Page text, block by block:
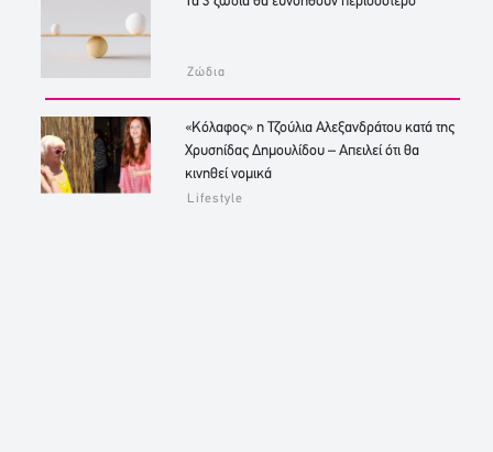
Ζώδια
«Κόλαφος» η Τζούλια Αλεξανδράτου κατά της
Χρυσηίδας Δημουλίδου – Απειλεί ότι θα
κινηθεί νομικά
Lifestyle